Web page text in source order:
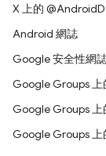
X 上的
Android 網誌
Google 安全性網
Google Groups
Google Groups
Google Groups